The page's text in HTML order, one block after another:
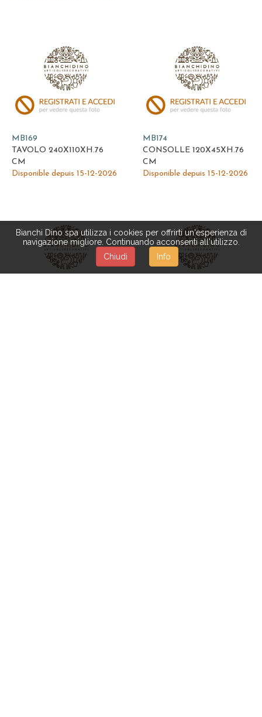
Bianchi Dino spa utilizza i cookies per offrirti un'esperienza di
navigazione migliore. Continuando acconsenti all'utilizzo.
Chiudi
Info
MB169
TAVOLO 240X110XH.76
CM
Disponible depuis 15-12-2026
MB174
CONSOLLE 120X45XH.76
CM
Disponible depuis 15-12-2026